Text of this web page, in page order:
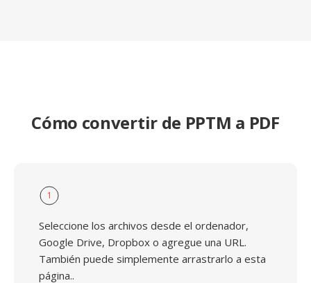
Cómo convertir de PPTM a PDF
1
Seleccione los archivos desde el ordenador,
Google Drive, Dropbox o agregue una URL.
También puede simplemente arrastrarlo a esta
página..